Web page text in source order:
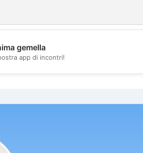
gemella
app di incontri!